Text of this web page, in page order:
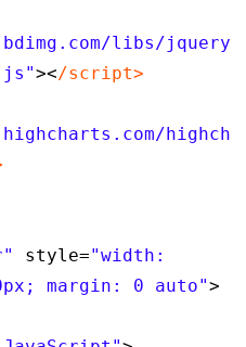
libs/jquery
></script>
highch
style="width:
margin: 0 auto">